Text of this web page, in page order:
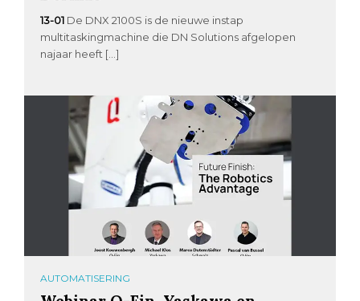
13-01 De DNX 2100S is de nieuwe instap
multitaskingmachine die DN Solutions afgelopen
najaar heeft […]
AUTOMATISERING